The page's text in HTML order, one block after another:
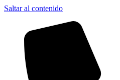
Saltar al contenido